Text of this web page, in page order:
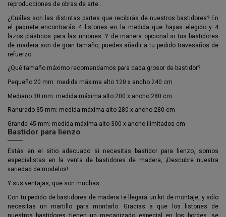
reproducciones de obras de arte…
¿Cuáles son las distintas partes que recibirás de nuestros bastidores? En
el paquete encontrarás 4 listones en la medida que hayas elegido y 4
lazos plásticos para las uniones. Y de manera opcional si tus bastidores
de madera son de gran tamaño, puedes añadir a tu pedido travesaños de
refuerzo.
¿Qué tamaño máximo recomendamos para cada grosor de bastidor?
Pequeño 20 mm: medida máxima alto 120 x ancho 240 cm
Mediano 30 mm: medida máxima alto 200 x ancho 280 cm
Ranurado 35 mm: medida máxima alto 280 x ancho 280 cm
Grande 45 mm: medida máxima alto 300 x ancho ilimitados cm
Bastidor para lienzo
Estás en el sitio adecuado si necesitas bastidor para lienzo, somos
especialistas en la venta de bastidores de madera, ¡Descubre nuestra
variedad de modelos!
Y sus ventajas, que son muchas.
Con tu pedido de bastidores de madera te llegará un kit de montaje, y sólo
necesitas un martillo para montarlo. Gracias a que los listones de
nuestros bastidores tienen un mecanizado especial en los bordes, se